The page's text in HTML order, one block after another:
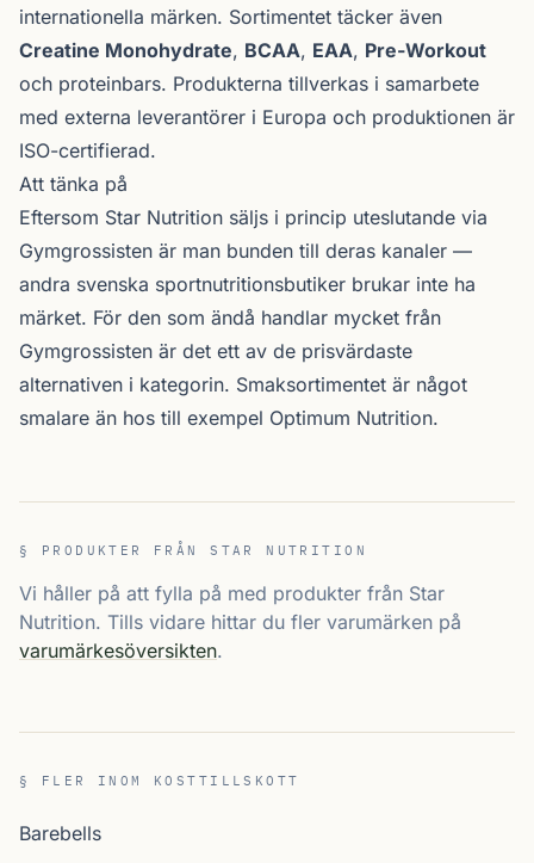
internationella märken. Sortimentet täcker även
Creatine Monohydrate, BCAA, EAA, Pre-Workout
och proteinbars. Produkterna tillverkas i samarbete
med externa leverantörer i Europa och produktionen är
ISO-certifierad.
Att tänka på
Eftersom Star Nutrition säljs i princip uteslutande via
Gymgrossisten är man bunden till deras kanaler —
andra svenska sport­nutritionsbutiker brukar inte ha
märket. För den som ändå handlar mycket från
Gymgrossisten är det ett av de prisvärdaste
alternativen i kategorin. Smak­sortimentet är något
smalare än hos till exempel Optimum Nutrition.
§ PRODUKTER FRÅN STAR NUTRITION
Vi håller på att fylla på med produkter från Star
Nutrition. Tills vidare hittar du fler varumärken på
varumärkesöversikten.
§ FLER INOM KOSTTILLSKOTT
Barebells